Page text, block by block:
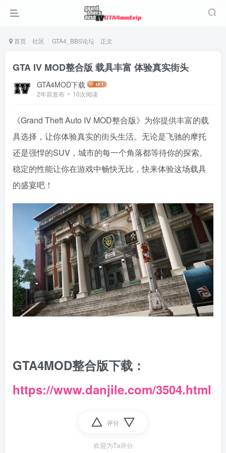
首页 社区 GTA4_BBS论坛 正文
GTA IV MOD整合版 载具丰富 体验真实街头
GTA4MOD下载
2年前发布 10次阅读
《Grand Theft Auto IV MOD整合版》为你提供丰富的载
具选择，让你体验真实的街头生活。无论是飞驰的摩托
还是强悍的SUV，城市的每一个角落都等待你的探索。
稳定的性能让你在游戏中畅快无比，快来体验这场载具
的盛宴吧！
GTA4MOD整合版下载：
https://www.danjile.com/3504.html
评分
欢迎为Ta评分